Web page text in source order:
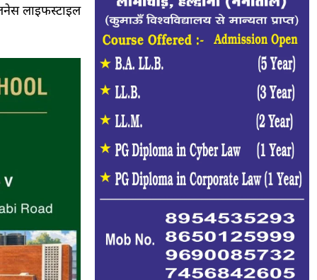
लाइफस्टाइल